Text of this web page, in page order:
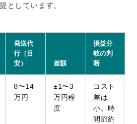
としています。
発送代
行（目
安）
差額
損益分
岐の判
断
8〜14
万円
±1〜3
万円程
度
コスト
差は
小。時
間節約